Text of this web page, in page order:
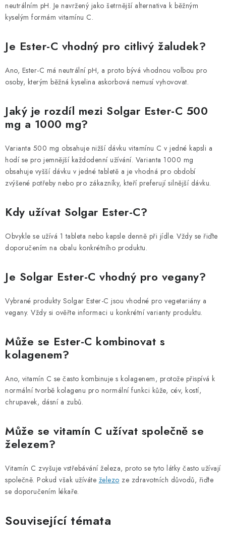
neutrálním pH. Je navržený jako šetrnější alternativa k běžným
kyselým formám vitamínu C.
Je Ester-C vhodný pro citlivý žaludek?
Ano, Ester-C má neutrální pH, a proto bývá vhodnou volbou pro
osoby, kterým běžná kyselina askorbová nemusí vyhovovat.
Jaký je rozdíl mezi Solgar Ester-C 500
mg a 1000 mg?
Varianta 500 mg obsahuje nižší dávku vitamínu C v jedné kapsli a
hodí se pro jemnější každodenní užívání. Varianta 1000 mg
obsahuje vyšší dávku v jedné tabletě a je vhodná pro období
zvýšené potřeby nebo pro zákazníky, kteří preferují silnější dávku.
Kdy užívat Solgar Ester-C?
Obvykle se užívá 1 tableta nebo kapsle denně při jídle. Vždy se řiďte
doporučením na obalu konkrétního produktu.
Je Solgar Ester-C vhodný pro vegany?
Vybrané produkty Solgar Ester-C jsou vhodné pro vegetariány a
vegany. Vždy si ověřte informaci u konkrétní varianty produktu.
Může se Ester-C kombinovat s
kolagenem?
Ano, vitamín C se často kombinuje s kolagenem, protože přispívá k
normální tvorbě kolagenu pro normální funkci kůže, cév, kostí,
chrupavek, dásní a zubů.
Může se vitamín C užívat společně se
železem?
Vitamín C zvyšuje vstřebávání železa, proto se tyto látky často užívají
společně. Pokud však užíváte železo ze zdravotních důvodů, řiďte
se doporučením lékaře.
Související témata